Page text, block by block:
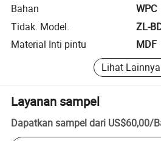
Bahan
WPC
Tidak. Model.
ZL-
Material Inti pintu
MDF
Lihat Lainnya
Layanan sampel
Dapatkan sampel dari US$60,00/